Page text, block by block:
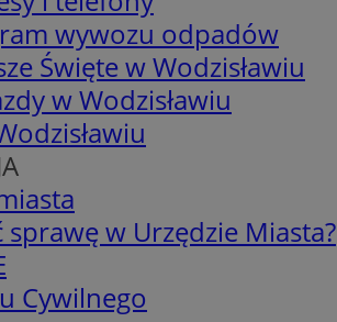
wywozu odpadów
Święte w Wodzisławiu
w Wodzisławiu
sprawę w Urzędzie Miasta?
Cywilnego